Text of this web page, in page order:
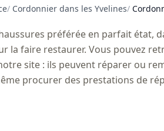
/ Cordonnier dans les Yvelines/
préférée en parfait état,
la faire restaurer. Vous pouvez
site : ils peuvent réparer ou
procurer des prestations de